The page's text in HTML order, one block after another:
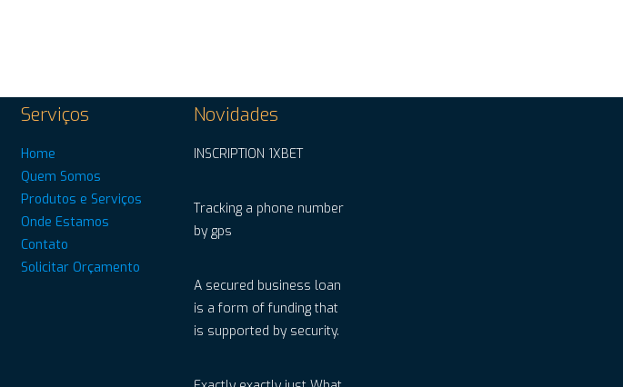
Serviços
Home
Quem Somos
Produtos e Serviços
Onde Estamos
Contato
Solicitar Orçamento
Novidades
INSCRIPTION 1XBET
Tracking a phone number
by gps
A secured business loan
is a form of funding that
is supported by security.